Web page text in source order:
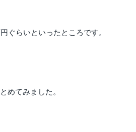
ぐらいといったところです。
めてみました。